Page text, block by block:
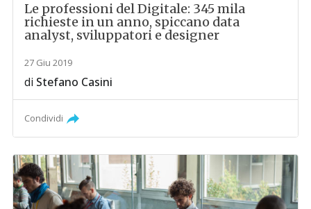
Le professioni del Digitale: 345 mila
richieste in un anno, spiccano data
analyst, sviluppatori e designer
27 Giu 2019
di Stefano Casini
Condividi